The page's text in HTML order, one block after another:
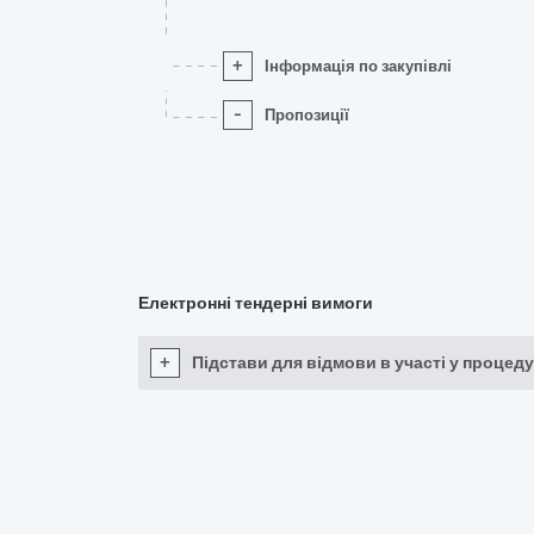
+ Інформація по закупівлі
- Пропозиції
Електронні тендерні вимоги
+ Підстави для відмови в участі у